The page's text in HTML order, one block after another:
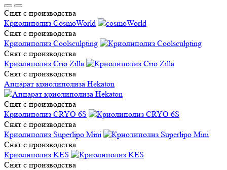
Снят с производства
Криолиполиз СosmoWorld
Снят с производства
Криолиполиз Coolsculpting
Снят с производства
Криолиполиз Crio Zilla
Снят с производства
Аппарат криолиполиза Hekaton
Снят с производства
Криолиполиз CRYO 6S
Снят с производства
Криолиполиз Superlipo Mini
Снят с производства
Криолиполиз KES
Снят с производства